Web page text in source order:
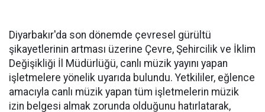
Diyarbakır'da son dönemde çevresel gürültü
şikayetlerinin artması üzerine Çevre, Şehircilik ve İklim
Değişikliği İl Müdürlüğü, canlı müzik yayını yapan
işletmelere yönelik uyarıda bulundu. Yetkililer, eğlence
amacıyla canlı müzik yapan tüm işletmelerin müzik
izin belgesi almak zorunda olduğunu hatırlatarak,